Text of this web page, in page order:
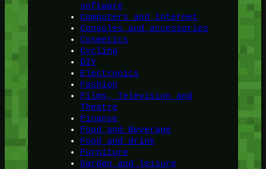
software
Computers and Internet
Consoles and accessories
Cosmetics
Cycling
DIY
Electronics
Fashion
Films, Television and
Theatre
Finanse
Food and Beverage
Food and drink
Furniture
Garden and leisure